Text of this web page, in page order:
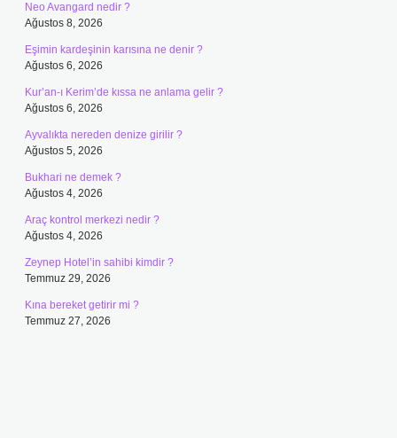
Neo Avangard nedir ?
Ağustos 8, 2026
Eşimin kardeşinin karısına ne denir ?
Ağustos 6, 2026
Kur’an-ı Kerim’de kıssa ne anlama gelir ?
Ağustos 6, 2026
Ayvalıkta nereden denize girilir ?
Ağustos 5, 2026
Bukhari ne demek ?
Ağustos 4, 2026
Araç kontrol merkezi nedir ?
Ağustos 4, 2026
Zeynep Hotel’in sahibi kimdir ?
Temmuz 29, 2026
Kına bereket getirir mi ?
Temmuz 27, 2026